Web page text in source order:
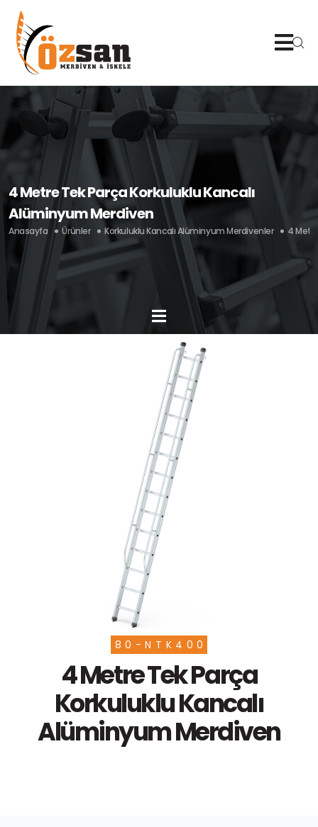
4 Metre Tek Parça Korkuluklu Kancalı
Alüminyum Merdiven
Anasayfa Ürünler Korkuluklu Kancalı Alüminyum Merdivenler 4
80-NTK400
4 Metre Tek Parça
Korkuluklu Kancalı
Alüminyum Merdiven